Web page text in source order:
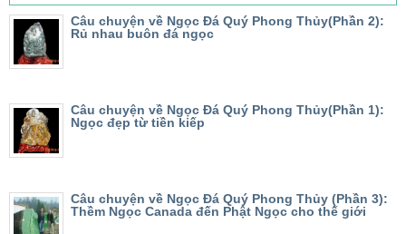
Câu chuyện về Ngọc Đá Quý Phong Thủy(Phần 2):
Rủ nhau buôn đá ngọc
Câu chuyện về Ngọc Đá Quý Phong Thủy(Phần 1):
Ngọc đẹp từ tiền kiếp
Câu chuyện về Ngọc Đá Quý Phong Thủy (Phần 3):
Thềm Ngọc Canada đến Phật Ngọc cho thế giới